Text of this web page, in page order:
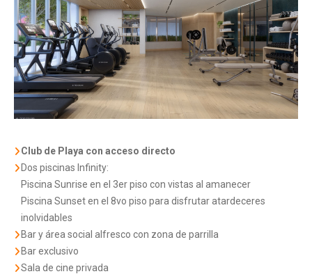
Club de Playa con acceso directo
Dos piscinas Infinity:
Piscina Sunrise en el 3er piso con vistas al amanecer
Piscina Sunset en el 8vo piso para disfrutar atardeceres
inolvidables
Bar y área social alfresco con zona de parrilla
Bar exclusivo
Sala de cine privada